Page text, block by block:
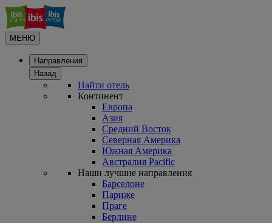
МЕНЮ
Направления
Назад
Найти отель
Континент
Европа
Азия
Средний Восток
Северная Америка
Южная Америка
Австралия Pacific
Наши лучшие направления
Барселоне
Париже
Праге
Берлине